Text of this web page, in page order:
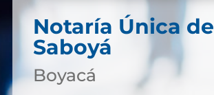
Notaría Única de
Saboyá
Boyacá